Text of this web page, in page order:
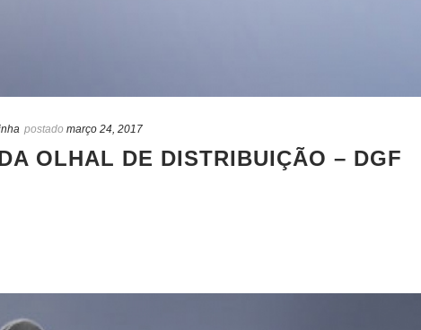
postado março 24, 2017
OLHAL DE DISTRIBUIÇÃO – DGF